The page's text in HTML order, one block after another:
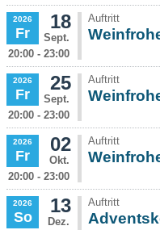
2026
Fr
18
Sept.
20:00 - 23:00
Auftritt
2026
Fr
25
Sept.
20:00 - 23:00
Auftritt
2026
Fr
02
Okt.
20:00 - 23:00
Auftritt
2026
So
13
Dez.
Auftritt